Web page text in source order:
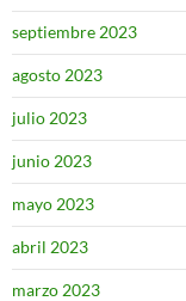
septiembre 2023
agosto 2023
julio 2023
junio 2023
mayo 2023
abril 2023
marzo 2023